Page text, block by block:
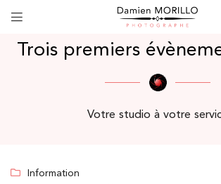

10 rue des grands champs
18320 Jouet-sur-l’Aubois
06 40 32 59 67
Trois premiers
Votre studio à votre
 Information